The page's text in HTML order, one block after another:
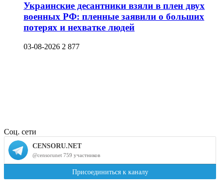
Украинские десантники взяли в плен двух
военных РФ: пленные заявили о больших
потерях и нехватке людей
03-08-2026 2 877
Соц. сети